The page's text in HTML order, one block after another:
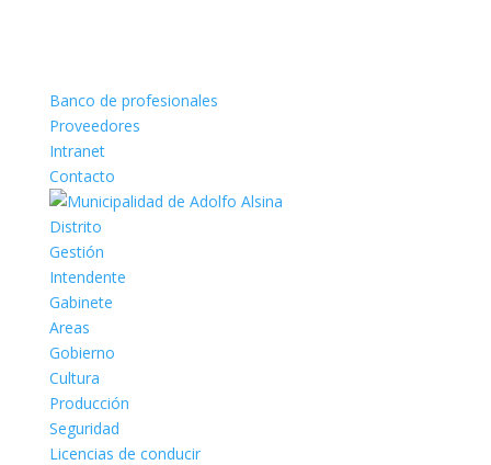
Banco de profesionales
Proveedores
Intranet
Contacto
Distrito
Gestión
Intendente
Gabinete
Areas
Gobierno
Cultura
Producción
Seguridad
Licencias de conducir